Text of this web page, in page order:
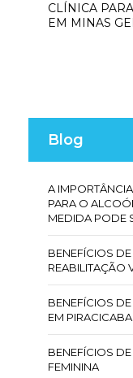
CLÍNICA PARA DEPENDENTES QUÍMICOS
EM MINAS
Blog
A IMPORTÂNCIA DA INTERNAÇÃO COMPULSÓRIA
PARA O
MEDIDA PODE
BENEFÍCIOS DE ESCOLHER UMA CLÍNICA DE
REABILITAÇÃO
BENEFÍCIOS DE UM CENTRO DE REABILITAÇÃO
EM PIRACICABA
BENEFÍCIOS DE UMA CLÍNICA DE RECUPERAÇÃO
FEMININA